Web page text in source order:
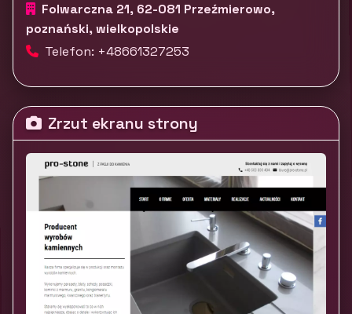
Folwarczna 21, 62-081 Przeźmierowo,
poznański, wielkopolskie
Telefon: +48661327253
Zrzut ekranu strony